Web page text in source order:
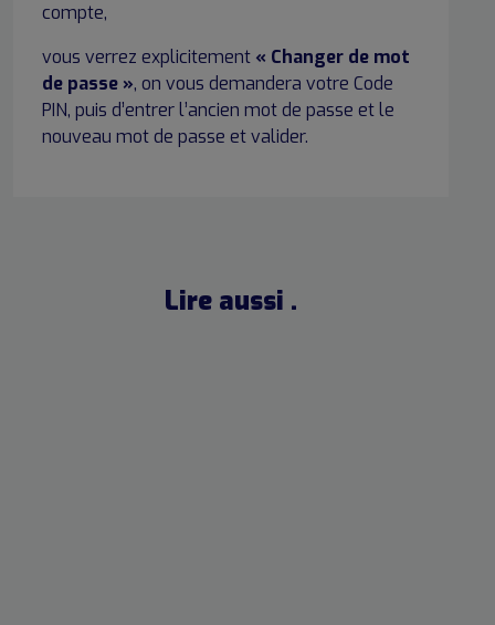
compte,
vous verrez explicitement « Changer de mot
de passe », on vous demandera votre Code
PIN, puis d’entrer l’ancien mot de passe et le
nouveau mot de passe et valider.
Lire aussi .